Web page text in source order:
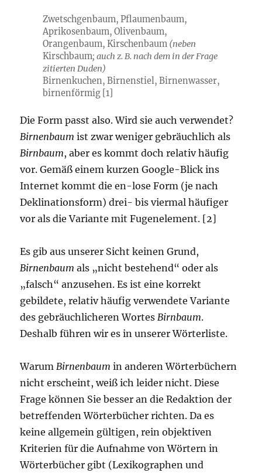
Zwetschgenbaum, Pflaumenbaum,
Aprikosenbaum, Olivenbaum,
Orangenbaum, Kirschenbaum (neben
Kirschbaum; auch z. B. nach dem in der Frage
zitierten Duden)
Birnenkuchen, Birnenstiel, Birnenwasser,
birnenförmig [1]
Die Form passt also. Wird sie auch verwendet?
Birnenbaum ist zwar weniger gebräuchlich als
Birnbaum, aber es kommt doch relativ häufig
vor. Gemäß einem kurzen Google-Blick ins
Internet kommt die en-lose Form (je nach
Deklinationsform) drei- bis viermal häufiger
vor als die Variante mit Fugenelement. [2]
Es gib aus unserer Sicht keinen Grund,
Birnenbaum als „nicht bestehend“ oder als
„falsch“ anzusehen. Es ist eine korrekt
gebildete, relativ häufig verwendete Variante
des gebräuchlicheren WortesBirnbaum.
Deshalb führen wir es in unserer Wörterliste.
WarumBirnenbaum in anderen Wörterbüchern
nicht erscheint, weiß ich leider nicht. Diese
Frage können Sie besser an die Redaktion der
betreffenden Wörterbücher richten. Da es
keine allgemein gültigen, rein objektiven
Kriterien für die Aufnahme von Wörtern in
Wörterbücher gibt (Lexikographen und